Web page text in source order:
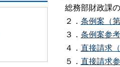
総務部財政課
２． 条例案（
３． 条例案参
４． 直接請求
５． 直接請求